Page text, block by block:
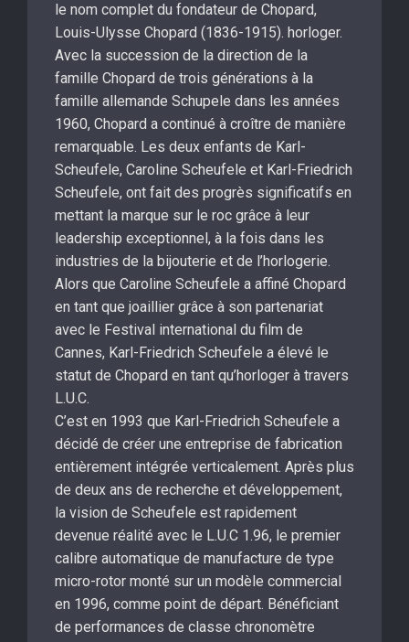
le nom complet du fondateur de Chopard,
Louis-Ulysse Chopard (1836-1915). horloger.
Avec la succession de la direction de la
famille Chopard de trois générations à la
famille allemande Schupele dans les années
1960, Chopard a continué à croître de manière
remarquable. Les deux enfants de Karl-
Scheufele, Caroline Scheufele et Karl-Friedrich
Scheufele, ont fait des progrès significatifs en
mettant la marque sur le roc grâce à leur
leadership exceptionnel, à la fois dans les
industries de la bijouterie et de l’horlogerie.
Alors que Caroline Scheufele a affiné Chopard
en tant que joaillier grâce à son partenariat
avec le Festival international du film de
Cannes, Karl-Friedrich Scheufele a élevé le
statut de Chopard en tant qu’horloger à travers
L.U.C.
C’est en 1993 que Karl-Friedrich Scheufele a
décidé de créer une entreprise de fabrication
entièrement intégrée verticalement. Après plus
de deux ans de recherche et développement,
la vision de Scheufele est rapidement
devenue réalité avec le L.U.C 1.96, le premier
calibre automatique de manufacture de type
micro-rotor monté sur un modèle commercial
en 1996, comme point de départ. Bénéficiant
de performances de classe chronomètre